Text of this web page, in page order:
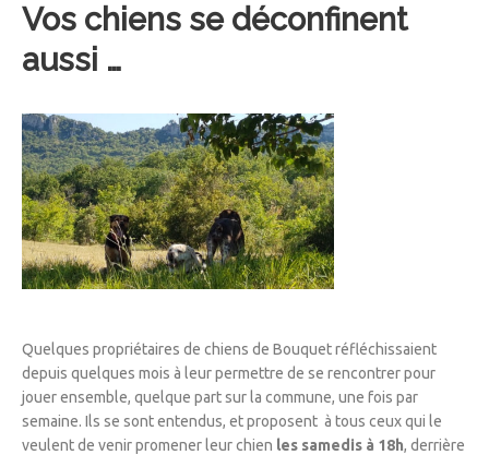
Vos chiens se déconfinent
aussi …
Quelques propriétaires de chiens de Bouquet réfléchissaient
depuis quelques mois à leur permettre de se rencontrer pour
jouer ensemble, quelque part sur la commune, une fois par
semaine. Ils se sont entendus, et proposent à tous ceux qui le
veulent de venir promener leur chien les samedis à 18h, derrière